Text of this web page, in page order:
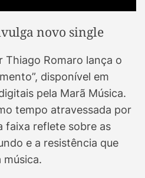
novo single
Romaro lança o
disponível em
pela Marã Música.
tempo atravessada por
faixa reflete sobre as
e a resistência que
música.